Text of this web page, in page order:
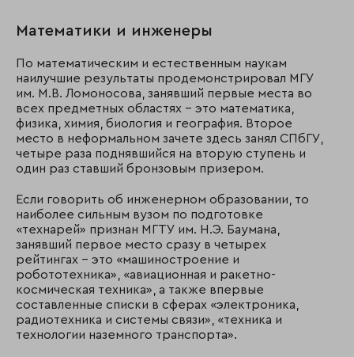
Математики и инженеры
По математическим и естественным наукам
наилучшие результаты продемонстрировал МГУ
им. М.В. Ломоносова, занявший первые места во
всех предметных областях – это математика,
физика, химия, биология и география. Второе
место в неформальном зачете здесь занял СПбГУ,
четыре раза поднявшийся на вторую ступень и
один раз ставший бронзовым призером.
Если говорить об инженерном образовании, то
наиболее сильным вузом по подготовке
«технарей» признан МГТУ им. Н.Э. Баумана,
занявший первое место сразу в четырех
рейтингах – это «машиностроение и
робототехника», «авиационная и ракетно-
космическая техника», а также впервые
составленные списки в сферах «электроника,
радиотехника и системы связи», «техника и
технологии наземного транспорта».